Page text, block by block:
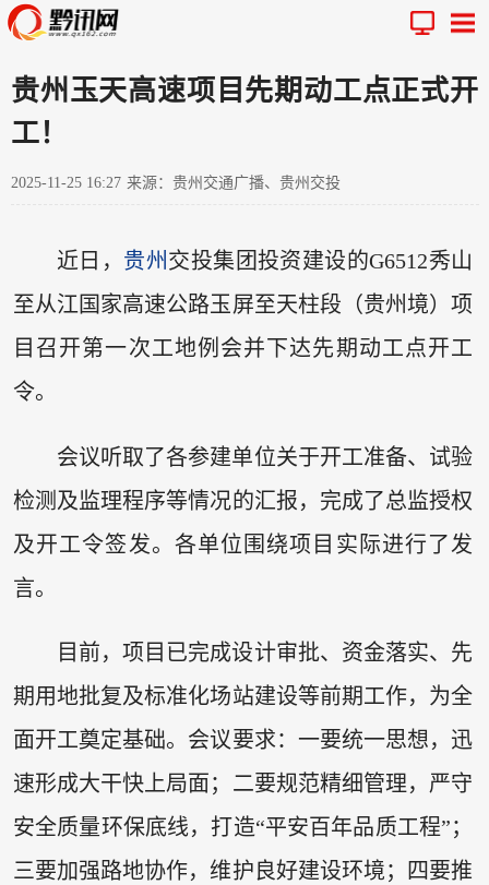
贵州玉天高速项目先期动工点正式开
工！
2025-11-25 16:27 来源：贵州交通广播、贵州交投
近日， 贵州 交投集团投资建设的G6512秀山
至从江国家高速公路玉屏至天柱段（贵州境）项
目召开第一次工地例会并下达先期动工点开工
令。
会议听取了各参建单位关于开工准备、试验
检测及监理程序等情况的汇报，完成了总监授权
及开工令签发。各单位围绕项目实际进行了发
言。
目前，项目已完成设计审批、资金落实、先
期用地批复及标准化场站建设等前期工作，为全
面开工奠定基础。会议要求：一要统一思想，迅
速形成大干快上局面；二要规范精细管理，严守
安全质量环保底线，打造“平安百年品质工程”；
三要加强路地协作，维护良好建设环境；四要推